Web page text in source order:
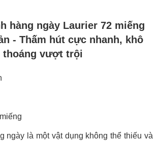
hàng ngày Laurier 72 miếng
- Thấm hút cực nhanh, khô
thoáng vượt trội
ngày là một vật dụng không thể thiếu và